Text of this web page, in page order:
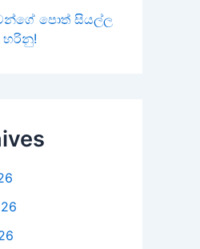
පොත් සියල්ල
හරිනු!